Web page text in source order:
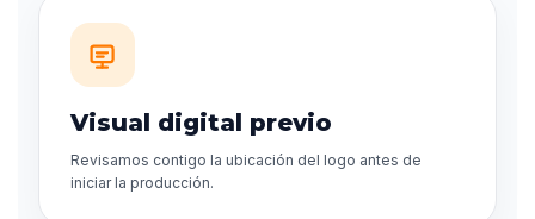
Visual digital previo
Revisamos contigo la ubicación del logo antes de
iniciar la producción.